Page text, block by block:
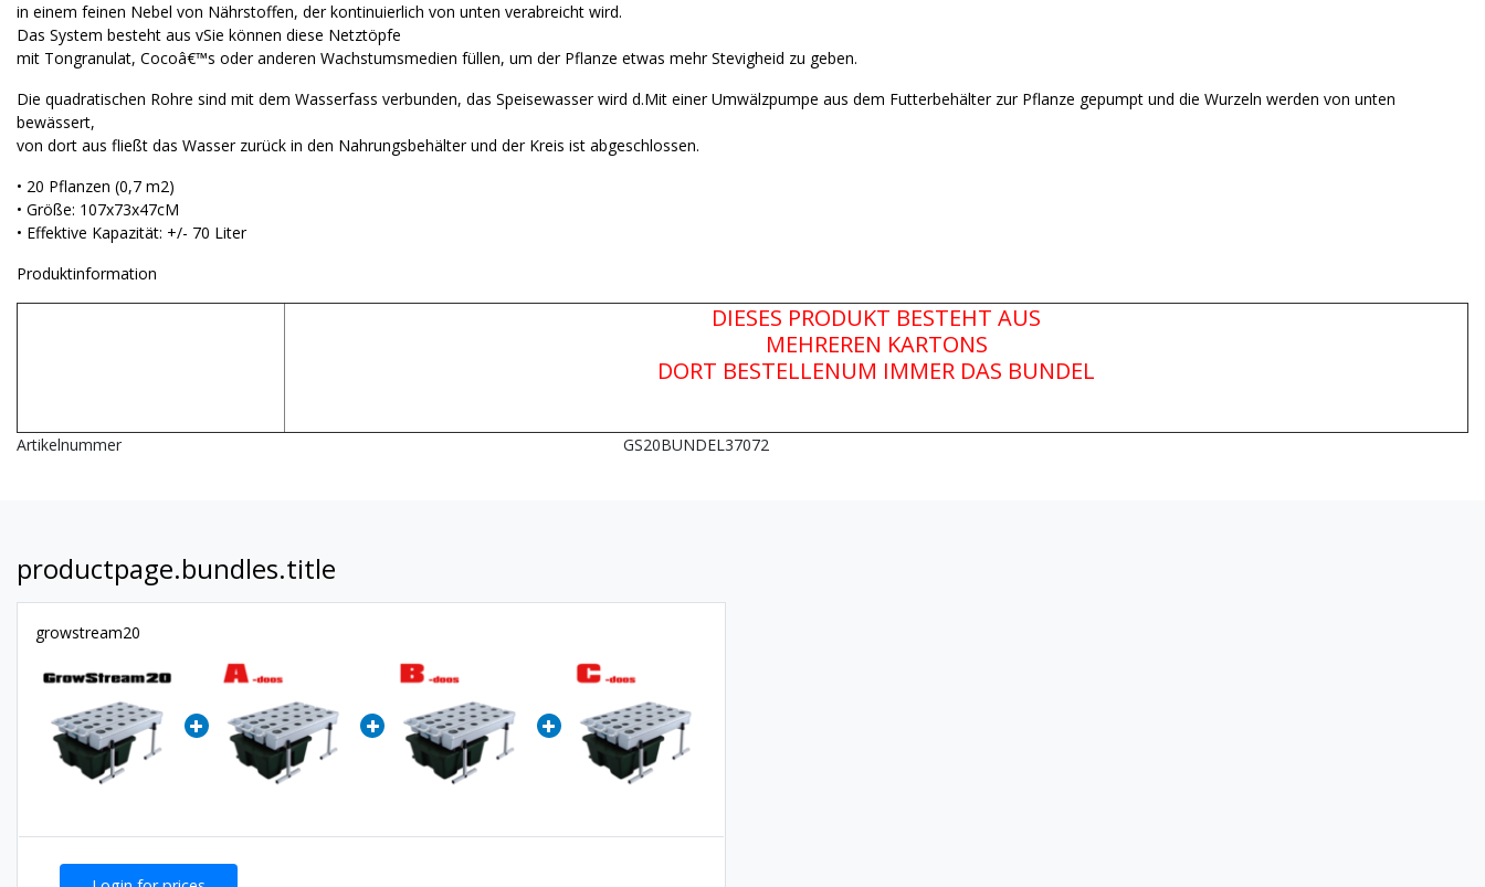
in einem feinen Nebel von Nährstoffen, der kontinuierlich von unten verabreicht wird.
Das System besteht aus vSie können diese Netztöpfe
mit Tongranulat, Cocoâ€™s oder anderen Wachstumsmedien füllen, um der Pflanze etwas mehr Stevigheid zu geben.
Die quadratischen Rohre sind mit dem Wasserfass verbunden, das Speisewasser wird d.Mit einer Umwälzpumpe aus dem Futterbehälter zur Pflanze gepumpt und die Wurzeln werden von unten
bewässert,
von dort aus fließt das Wasser zurück in den Nahrungsbehälter und der Kreis ist abgeschlossen.
• 20 Pflanzen (0,7 m2)
• Größe: 107x73x47cM
• Effektive Kapazität: +/- 70 Liter
Produktinformation
DIESES PRODUKT BESTEHT AUS
MEHREREN KARTONS
DORT BESTELLENUM IMMER DAS BUNDEL
Artikelnummer GS20BUNDEL37072
productpage.bundles.title
growstream20